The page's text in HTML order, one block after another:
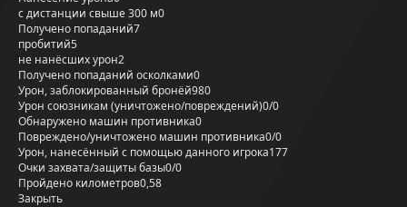
с дистанции свыше 300 м0
Получено попаданий7
пробитий5
не нанёсших урон2
Получено попаданий осколками0
Урон, заблокированный бронёй980
Урон союзникам (уничтожено/повреждений)0/0
Обнаружено машин противника0
Повреждено/уничтожено машин противника0/0
Урон, нанесённый с помощью данного игрока177
Очки захвата/защиты базы0/0
Пройдено километров0,58
Закрыть